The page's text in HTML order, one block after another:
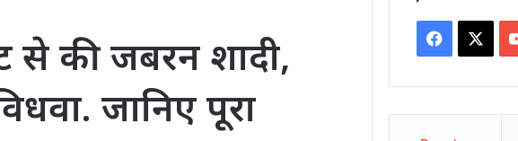
से की जबरन शादी,
जानिए पूरा
Facebook